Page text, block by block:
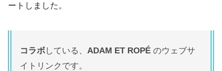
ートしました。
コラボしている、 ADAM ET ROPÉのウェブサ
イトリンクです。